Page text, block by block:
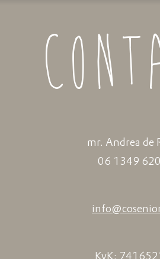
mr. Andrea de
06 1349